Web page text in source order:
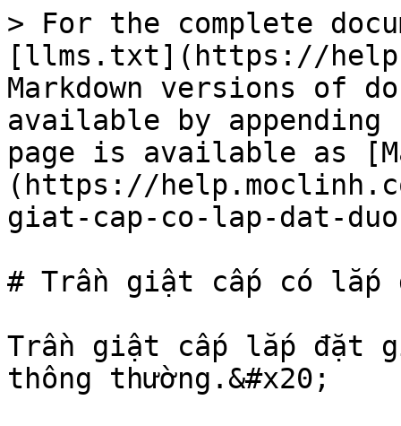
> For the complete
[llms.txt](https://
Markdown versions of
available by
page is available as
(https://
giat-cap-co-lap-dat-
# Trần giật cấp có lắp
Trần giật cấp lắp đặt
thông thường.&#x20;